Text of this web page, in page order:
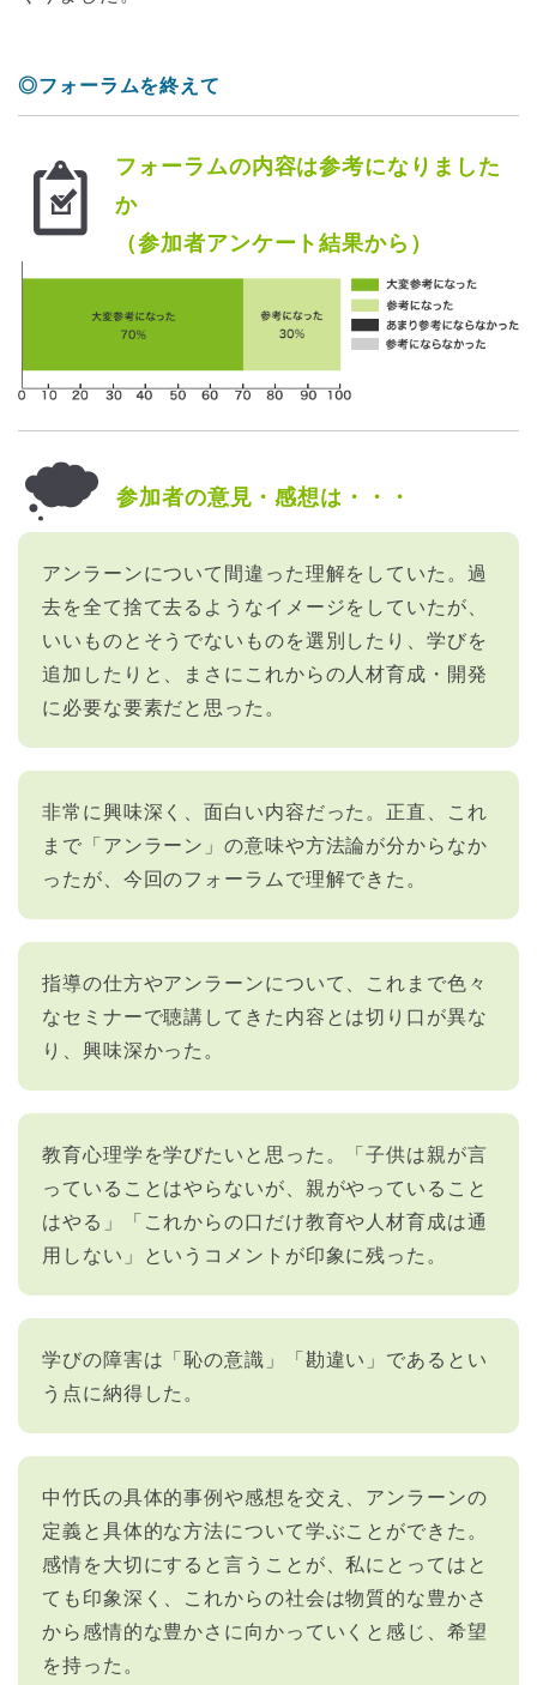
◎フォーラムを終えて
フォーラムの内容は参考になりました
か
（参加者アンケート結果から）
参加者の意見・感想は・・・
アンラーンについて間違った理解をしていた。過
去を全て捨て去るようなイメージをしていたが、
いいものとそうでないものを選別したり、学びを
追加したりと、まさにこれからの人材育成・開発
に必要な要素だと思った。
非常に興味深く、面白い内容だった。正直、これ
まで「アンラーン」の意味や方法論が分からなか
ったが、今回のフォーラムで理解できた。
指導の仕方やアンラーンについて、これまで色々
なセミナーで聴講してきた内容とは切り口が異な
り、興味深かった。
教育心理学を学びたいと思った。「子供は親が言
っていることはやらないが、親がやっていること
はやる」「これからの口だけ教育や人材育成は通
用しない」というコメントが印象に残った。
学びの障害は「恥の意識」「勘違い」であるとい
う点に納得した。
中竹氏の具体的事例や感想を交え、アンラーンの
定義と具体的な方法について学ぶことができた。
感情を大切にすると言うことが、私にとってはと
ても印象深く、これからの社会は物質的な豊かさ
から感情的な豊かさに向かっていくと感じ、希望
を持った。